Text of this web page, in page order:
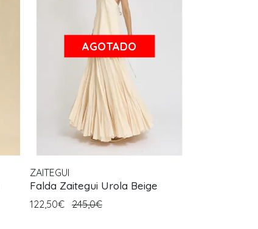
AGOTADO
ZAITEGUI
Falda Zaitegui Urola Beige
122,50€ 245,0€